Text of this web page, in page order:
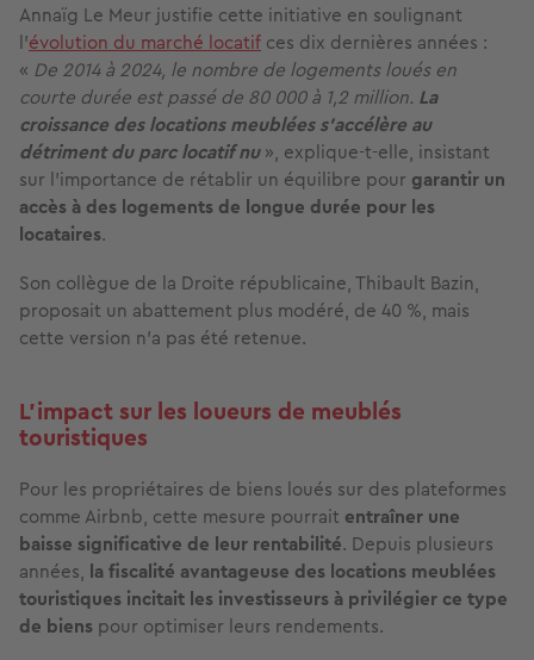
Annaïg Le Meur justifie cette initiative en soulignant
l’évolution du marché locatif ces dix dernières années :
« De 2014 à 2024, le nombre de logements loués en
courte durée est passé de 80 000 à 1,2 million. La
croissance des locations meublées s’accélère au
détriment du parc locatif nu», explique-t-elle, insistant
sur l’importance de rétablir un équilibre pour garantir un
accès à des logements de longue durée pour les
locataires.
Son collègue de la Droite républicaine, Thibault Bazin,
proposait un abattement plus modéré, de 40 %, mais
cette version n’a pas été retenue.
L'impact sur les loueurs de meublés
touristiques
Pour les propriétaires de biens loués sur des plateformes
comme Airbnb, cette mesure pourrait entraîner une
baisse significative de leur rentabilité. Depuis plusieurs
années, la fiscalité avantageuse des locations meublées
touristiques incitait les investisseurs à privilégier ce type
de biens pour optimiser leurs rendements.